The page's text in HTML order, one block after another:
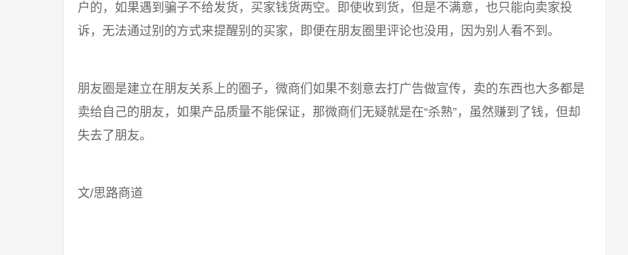
户的，如果遇到骗子不给发货，买家钱货两空。即使收到货，但是不满意，也只能向卖家投
诉，无法通过别的方式来提醒别的买家，即便在朋友圈里评论也没用，因为别人看不到。
朋友圈是建立在朋友关系上的圈子，微商们如果不刻意去打广告做宣传，卖的东西也大多都是
卖给自己的朋友，如果产品质量不能保证，那微商们无疑就是在“杀熟”，虽然赚到了钱，但却
失去了朋友。
文/思路商道